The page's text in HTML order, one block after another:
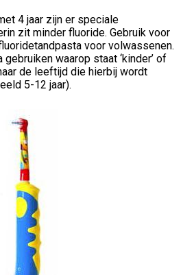
4 jaar zijn er speciale
zit minder fluoride. Gebruik voor
voor volwassenen.
waarop staat ‘kinder’ of
de leeftijd die hierbij wordt
5-12 jaar).